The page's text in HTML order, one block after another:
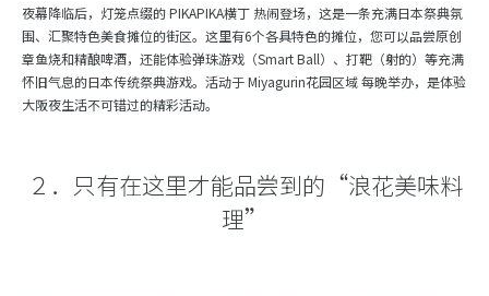
夜幕降临后，灯笼点缀的 PIKAPIKA横丁 热闹登场，这是一条充满日本祭典氛
围、汇聚特色美食摊位的街区。这里有6个各具特色的摊位，您可以品尝原创
章鱼烧和精酿啤酒，还能体验弹珠游戏（Smart Ball）、打靶（射的）等充满
怀旧气息的日本传统祭典游戏。活动于 Miyagurin花园区域 每晚举办，是体验
大阪夜生活不可错过的精彩活动。
２．只有在这里才能品尝到的“浪花美味料
理”